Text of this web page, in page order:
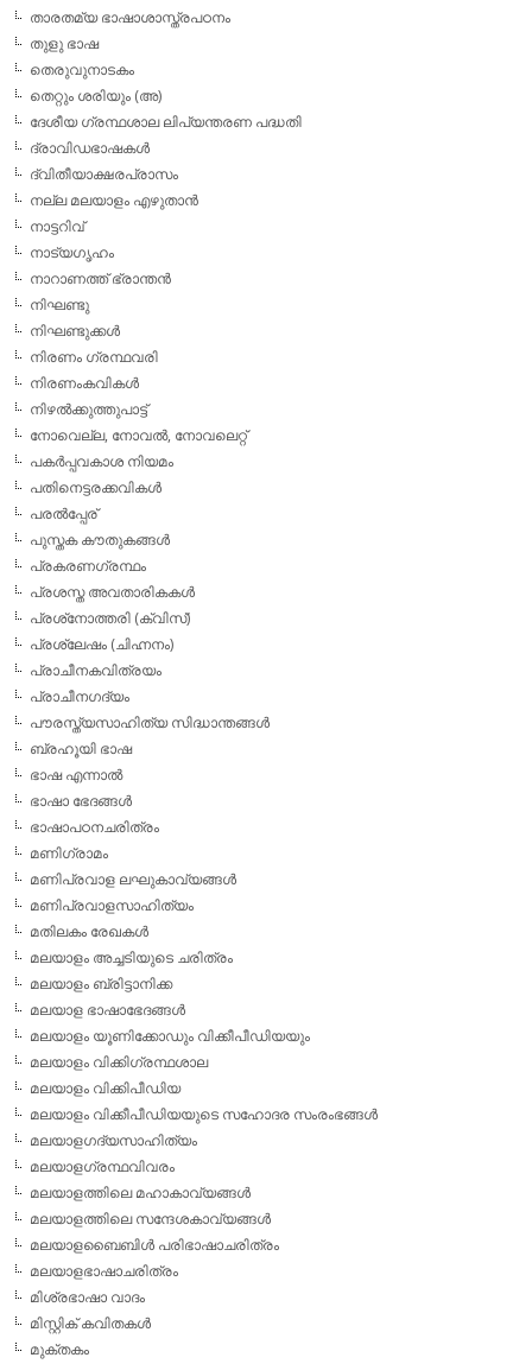
താരതമ്യ ഭാഷാശാസ്ത്രപഠനം
തുളു ഭാഷ
തെരുവുനാടകം
തെറ്റും ശരിയും (അ)
ദേശീയ ഗ്രന്ഥശാല ലിപ്യന്തരണ പദ്ധതി
ദ്രാവിഡഭാഷകള്‍
ദ്വിതീയാക്ഷരപ്രാസം
നല്ല മലയാളം എഴുതാന്‍
നാട്ടറിവ്
നാട്യഗൃഹം
നാറാണത്ത് ഭ്രാന്തന്‍
നിഘണ്ടു
നിഘണ്ടുക്കള്‍
നിരണം ഗ്രന്ഥവരി
നിരണംകവികള്‍
നിഴല്‍ക്കുത്തുപാട്ട്
നോവെല്ല, നോവല്‍, നോവലെറ്റ്
പകര്‍പ്പവകാശ നിയമം
പതിനെട്ടരക്കവികള്‍
പരല്‍പ്പേര്
പുസ്തക കൗതുകങ്ങള്‍
പ്രകരണഗ്രന്ഥം
പ്രശസ്ത അവതാരികകള്‍
പ്രശ്‌നോത്തരി (ക്വിസ്)
പ്രശ്ലേഷം (ചിഹ്നനം)
പ്രാചീനകവിത്രയം
പ്രാചീനഗദ്യം
പൗരസ്ത്യസാഹിത്യ സിദ്ധാന്തങ്ങള്‍
ബ്രഹൂയി ഭാഷ
ഭാഷ എന്നാല്‍
ഭാഷാ ഭേദങ്ങള്‍
ഭാഷാപഠനചരിത്രം
മണിഗ്രാമം
മണിപ്രവാള ലഘുകാവ്യങ്ങള്‍
മണിപ്രവാളസാഹിത്യം
മതിലകം രേഖകള്‍
മലയാളം അച്ചടിയുടെ ചരിത്രം
മലയാളം ബ്രിട്ടാനിക്ക
മലയാള ഭാഷാഭേദങ്ങള്‍
മലയാളം യൂണിക്കോഡും വിക്കീപീഡിയയും
മലയാളം വിക്കിഗ്രന്ഥശാല
മലയാളം വിക്കിപീഡിയ
മലയാളം വിക്കീപീഡിയയുടെ സഹോദര സംരംഭങ്ങള്‍
മലയാളഗദ്യസാഹിത്യം
മലയാളഗ്രന്ഥവിവരം
മലയാളത്തിലെ മഹാകാവ്യങ്ങള്‍
മലയാളത്തിലെ സന്ദേശകാവ്യങ്ങള്‍
മലയാളബൈബിള്‍ പരിഭാഷാചരിത്രം
മലയാളഭാഷാചരിത്രം
മിശ്രഭാഷാ വാദം
മിസ്റ്റിക് കവിതകള്‍
മുക്തകം